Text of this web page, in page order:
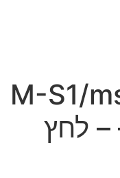
9000/9700/M-S1/
– /BkackBerry – לחץ